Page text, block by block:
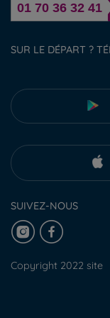
01 70 36 32 41
SUR LE DÉPART ?
SUIVEZ-NOUS
Copyright 2022 site